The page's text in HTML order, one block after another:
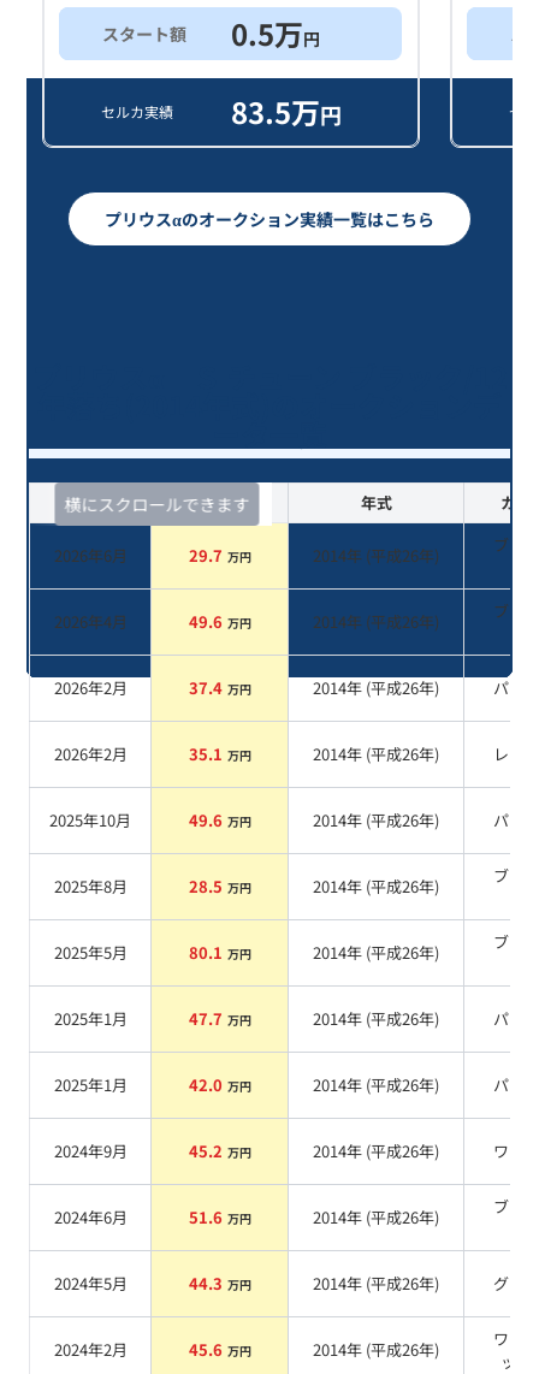
スタート額 0.5万円
セルカ実績 83.5万円 セ
プリウスαのオークション実績一覧はこちら
横にスクロールできます
査定時期 セルカ実績 年式 カラ
2026年6月 29.7 万円 2014年 (平成26年)
ブラ
2026年4月 49.6 万円 2014年 (平成26年)
ブラ
2026年2月 37.4 万円 2014年 (平成26年) パール
2026年2月 35.1 万円 2014年 (平成26年) レッド
2025年10月 49.6 万円 2014年 (平成26年) パール
2025年8月 28.5 万円 2014年 (平成26年)
ブラ
2025年5月 80.1 万円 2014年 (平成26年)
ブラ
2025年1月 47.7 万円 2014年 (平成26年) パール
2025年1月 42.0 万円 2014年 (平成26年) パール
2024年9月 45.2 万円 2014年 (平成26年) ワイン
2024年6月 51.6 万円 2014年 (平成26年)
ブラ
2024年5月 44.3 万円 2014年 (平成26年) グレー
2024年2月 45.6 万円 2014年 (平成26年)
ワイ
ッド